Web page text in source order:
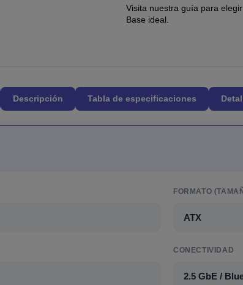
Visita nuestra guía para
Base ideal.
Descripción Tabla de especificaciones
FORMATO
ATX
CONECTIVIDAD
2.5 GbE /